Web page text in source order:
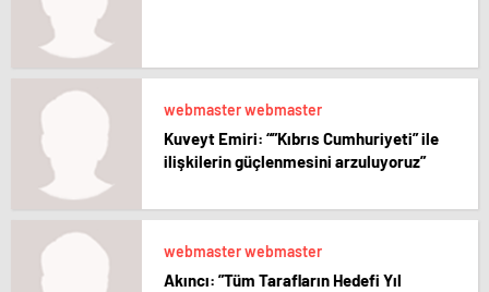
webmaster webmaster
Kuveyt Emiri: “”Kıbrıs Cumhuriyeti” ile
ilişkilerin güçlenmesini arzuluyoruz”
webmaster webmaster
Akıncı: ”Tüm Tarafların Hedefi Yıl